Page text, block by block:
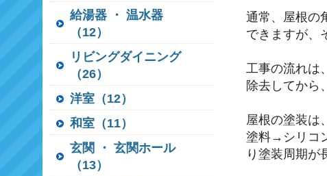
通常、屋根の
できますが、
工事の流れは
除去してから
屋根の塗装は
塗料→シリコ
り塗装周期が
給湯器 ・ 温水器
（12）
リビングダイニング
（26）
洋室（12）
和室（11）
玄関 ・ 玄関ホール
（13）